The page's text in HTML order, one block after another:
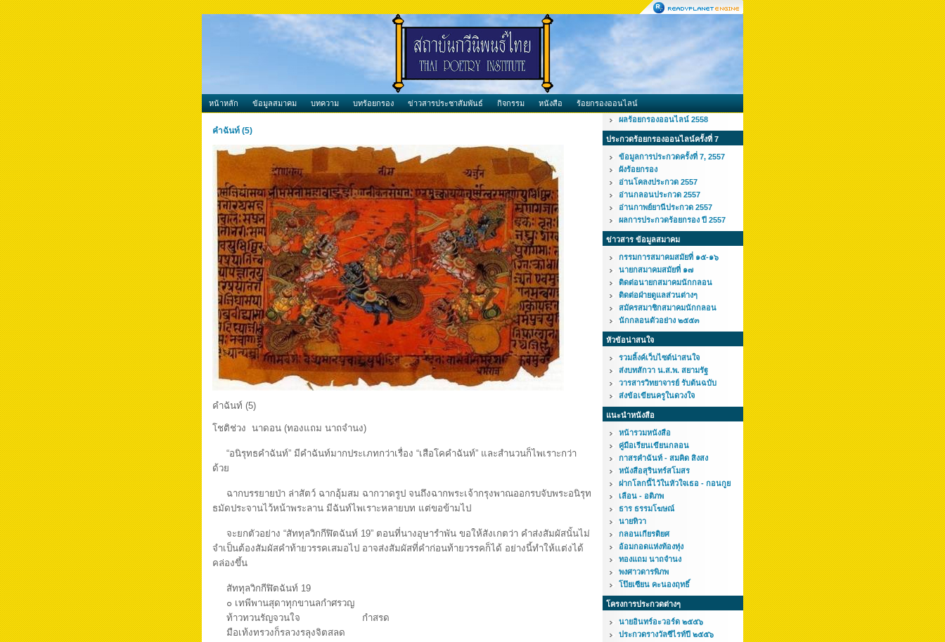
หน้าหลัก ข้อมูลสมาคม บทความ บทร้อยกรอง ข่าวสารประชาสัมพันธ์ กิจกรรม หนังสือ ร้อยกรองออนไลน์
คำฉันท์ (5)
คำฉันท์ (5)
โชติช่วง นาดอน (ทองแถม นาถจำนง)
“อนิรุทธคำฉันท์” มีคำฉันท์มากประเภทกว่าเรื่อง “เสือโคคำฉันท์” และสำนวนก็ไพเราะกว่า
ด้วย
ฉากบรรยายป่า ล่าสัตว์ ฉากอุ้มสม ฉากวาดรูป จนถึงฉากพระเจ้ากรุงพาณออกรบจับพระอนิรุท
ธมัดประจานไว้หน้าพระลาน มีฉันท์ไพเราะหลายบท แต่ขอข้ามไป
จะยกตัวอย่าง “สัททุลวิกกีฬิตฉันท์ 19” ตอนที่นางอุษารำพัน ขอให้สังเกตว่า คำส่งสัมผัสนั้นไม่
จำเป็นต้องสัมผัสคำท้ายวรรคเสมอไป อาจส่งสัมผัสที่คำก่อนท้ายวรรคก็ได้ อย่างนี้ทำให้แต่งได้
คล่องขึ้น
สัททุลวิกกีฬิตฉันท์ 19
๐ เทพีพานสุดาทุกขานลกำศรวญ
ท้าวทวนรัญจวนใจ กำสรด
มือเท้งทรวงก็รลวงรลุงจิตสลด
ผลร้อยกรองออนไลน์ 2558
ประกวดร้อยกรองออนไลน์ครั้งที่ 7
ข้อมูลการประกวดครั้งที่ 7, 2557
ผังร้อยกรอง
อ่านโคลงประกวด 2557
อ่านกลอนประกวด 2557
อ่านกาพย์ยานีประกวด 2557
ผลการประกวดร้อยกรอง ปี 2557
ข่าวสาร ข้อมูลสมาคม
กรรมการสมาคมสมัยที่ ๑๕-๑๖
นายกสมาคมสมัยที่ ๑๗
ติดต่อนายกสมาคมนักกลอน
ติดต่อฝ่ายดูแลส่วนต่างๆ
สมัครสมาชิกสมาคมนักกลอน
นักกลอนตัวอย่าง ๒๕๕๓
หัวข้อน่าสนใจ
รวมลิ้งค์เว็บไซต์น่าสนใจ
ส่งบทสักวา น.ส.พ. สยามรัฐ
วารสารวิทยาจารย์ รับต้นฉบับ
ส่งข้อเขียนครูในดวงใจ
แนะนำหนังสือ
หน้ารวมหนังสือ
คู่มือเรียนเขียนกลอน
กาสรคำฉันท์ - สมคิด สิงสง
หนังสือสุรินทร์สโมสร
ฝากโลกนี้ไว้ในหัวใจเธอ - กอนกูย
เลือน - อติภพ
ธาร ธรรมโฆษณ์
นายทิวา
กลอนเกียรติยศ
อ้อมกอดแห่งท้องทุ่ง
ทองแถม นาถจำนง
พงศาวดารพิภพ
โป๊ยเซียน คะนองฤทธิ์
โครงการประกวดต่างๆ
นายอินทร์อะวอร์ด ๒๕๕๖
ประกวดรางวัลซีไรท์ปี ๒๕๕๖